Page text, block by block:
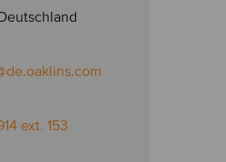
ext. 153